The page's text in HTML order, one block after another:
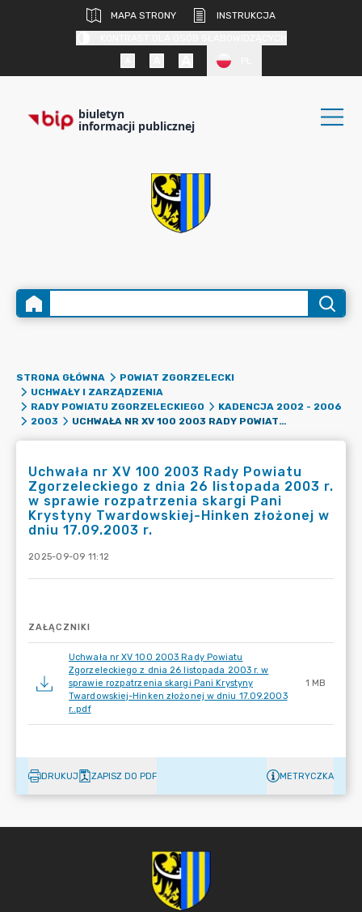
MAPA STRONY
INSTRUKCJA
biuletyn
informacji publicznej
STRONA GŁÓWNA
POWIAT ZGORZELECKI
UCHWAŁY I ZARZĄDZENIA
RADY POWIATU ZGORZELECKIEGO
KADENCJA 2002 - 2006
2003
UCHWAŁA NR XV 100 2003 RADY POWIATU ZGORZELECKIEGO Z DNIA 26 LISTOPADA 2003 R. W SPRAWIE ROZPATRZENIA SKARGI PANI KRYSTYNY TWARDOWSKIEJ-HINKEN ZŁOŻONEJ W DNIU 17.09.2003 R.
Uchwała nr XV 100 2003 Rady Powiatu
Zgorzeleckiego z dnia 26 listopada 2003 r.
w sprawie rozpatrzenia skargi Pani
Krystyny Twardowskiej-Hinken złożonej w
dniu 17.09.2003 r.
2025-09-09 11:12
ZAŁĄCZNIKI
Uchwała nr XV 100 2003 Rady Powiatu
Zgorzeleckiego z dnia 26 listopada 2003 r. w
sprawie rozpatrzenia skargi Pani Krystyny
Twardowskiej-Hinken złożonej w dniu 17.09.2003
r..pdf
1 MB
DRUKUJ ZAPISZ DO PDF METRYCZKA